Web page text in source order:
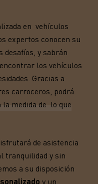
en vehículos
expertos conocen su
desafíos, y sabrán
los vehículos
Gracias a
carroceros, podrá
medida de lo que
de asistencia
tranquilidad y sin
a su disposición
y un